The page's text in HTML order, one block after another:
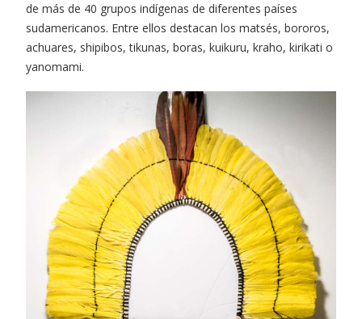
de más de 40 grupos indígenas de diferentes países
sudamericanos. Entre ellos destacan los matsés, bororos,
achuares, shipibos, tikunas, boras, kuikuru, kraho, kirikati o
yanomami.